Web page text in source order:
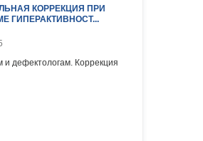
КОРРЕКЦИЯ ПРИ
ГИПЕРАКТИВНОСТ...
и дефектологам. Коррекция